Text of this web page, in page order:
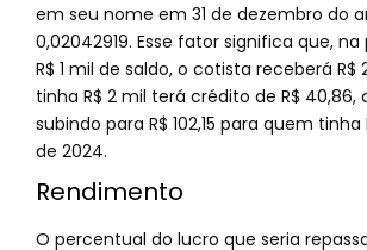
em seu nome em 31 de dezembro do
0,02042919. Esse fator significa que,
R$ 1 mil de saldo, o cotista receberá R$
tinha R$ 2 mil terá crédito de R$ 40,86,
subindo para R$ 102,15 para quem
de 2024.
Rendimento
O percentual do lucro que seria